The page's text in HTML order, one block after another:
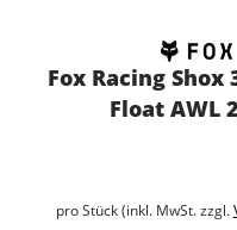
Fox Racing Shox
Float AWL
pro Stück (inkl. MwSt. zzgl.